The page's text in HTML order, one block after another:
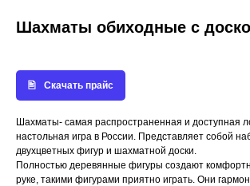
Шахматы обиходные с
Скачать прайс
Шахматы- самая распространенная и доступная
настольная игра в России. Представляет собой
двухцветных фигур и шахматной доски.
Полностью деревянные фигуры создают
руке, такими фигурами приятно играть. Они